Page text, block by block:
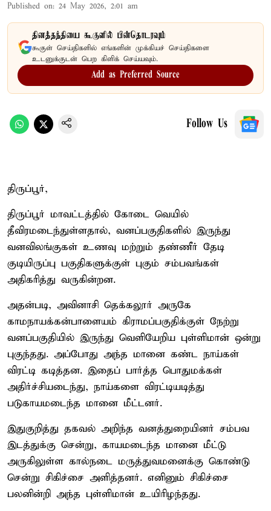
Published on: 24 May 2026, 2:01 am
தினத்தந்தியை கூகுளில் பின்தொடரவும்
கூகுள் செய்திகளில் எங்களின் முக்கியச் செய்திகளை
உடனுக்குடன் பெற கிளிக் செய்யவும்.
Add as Preferred Source
Follow Us
திருப்பூர்,
திருப்பூர் மாவட்டத்தில் கோடை வெயில்
தீவிரமடைந்துள்ளதால், வனப்பகுதிகளில் இருந்து
வனவிலங்குகள் உணவு மற்றும் தண்ணீர் தேடி
குடியிருப்பு பகுதிகளுக்குள் புகும் சம்பவங்கள்
அதிகரித்து வருகின்றன.
அதன்படி, அவினாசி தெக்கலூர் அருகே
காமநாயக்கன்பாளையம் கிராமப்பகுதிக்குள் நேற்று
வனப்பகுதியில் இருந்து வெளியேறிய புள்ளிமான் ஒன்று
புகுந்தது. அப்போது அந்த மானை கண்ட நாய்கள்
விரட்டி கடித்தன. இதைப் பார்த்த பொதுமக்கள்
அதிர்ச்சியடைந்து, நாய்களை விரட்டியடித்து
படுகாயமடைந்த மானை மீட்டனர்.
இதுகுறித்து தகவல் அறிந்த வனத்துறையினர் சம்பவ
இடத்துக்கு சென்று, காயமடைந்த மானை மீட்டு
அருகிலுள்ள கால்நடை மருத்துவமனைக்கு கொண்டு
சென்று சிகிச்சை அளித்தனர். எனினும் சிகிச்சை
பலனின்றி அந்த புள்ளிமான் உயிரிழந்தது.